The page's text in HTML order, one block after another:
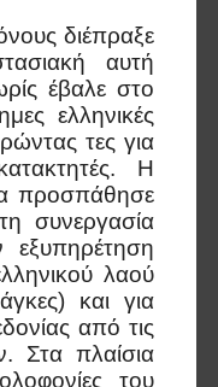
διέπραξε
αυτή
έβαλε στο
ελληνικές
τες για
Η
προσπάθησε
συνεργασία
λαού
και για
από τις
Στα πλαίσια
του